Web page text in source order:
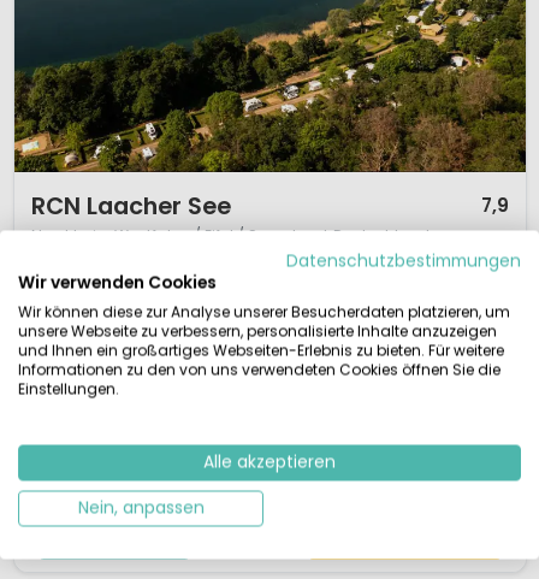
RCN Laacher See 7,9
Nordrhein-Westfalen / Eifel / Sauerland, Deutschland
Am Wasser
Der RCN Laacher See liegt direkt am fantastischen Kratersee Laacher See.
Die zentrale Lage in der Eifel macht diesen Campingplatz sehr attraktiv.
Der See in diesem Vulkankrater ist einladend und im Sommer können Sie
schwimmen, paddeln oder den See mit dem Boot erkunden. (keine
Datenschutzbestimmungen
Wir verwenden Cookies
Wir können diese zur Analyse unserer Besucherdaten platzieren, um
unsere Webseite zu verbessern, personalisierte Inhalte anzuzeigen
und Ihnen ein großartiges Webseiten-Erlebnis zu bieten. Für weitere
Informationen zu den von uns verwendeten Cookies öffnen Sie die
Einstellungen.
Alle akzeptieren
Nein, anpassen